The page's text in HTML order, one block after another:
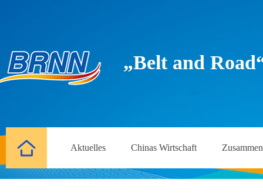
„Belt and
Aktuelles Chinas Wirtschaft